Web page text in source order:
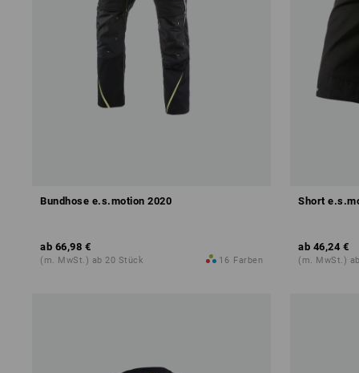
Bundhose e.s.motion 2020
ab 66,98 €
(m. MwSt.) ab 20 Stück 16 Farben
Short
ab 46,24 €
(m. MwSt.)